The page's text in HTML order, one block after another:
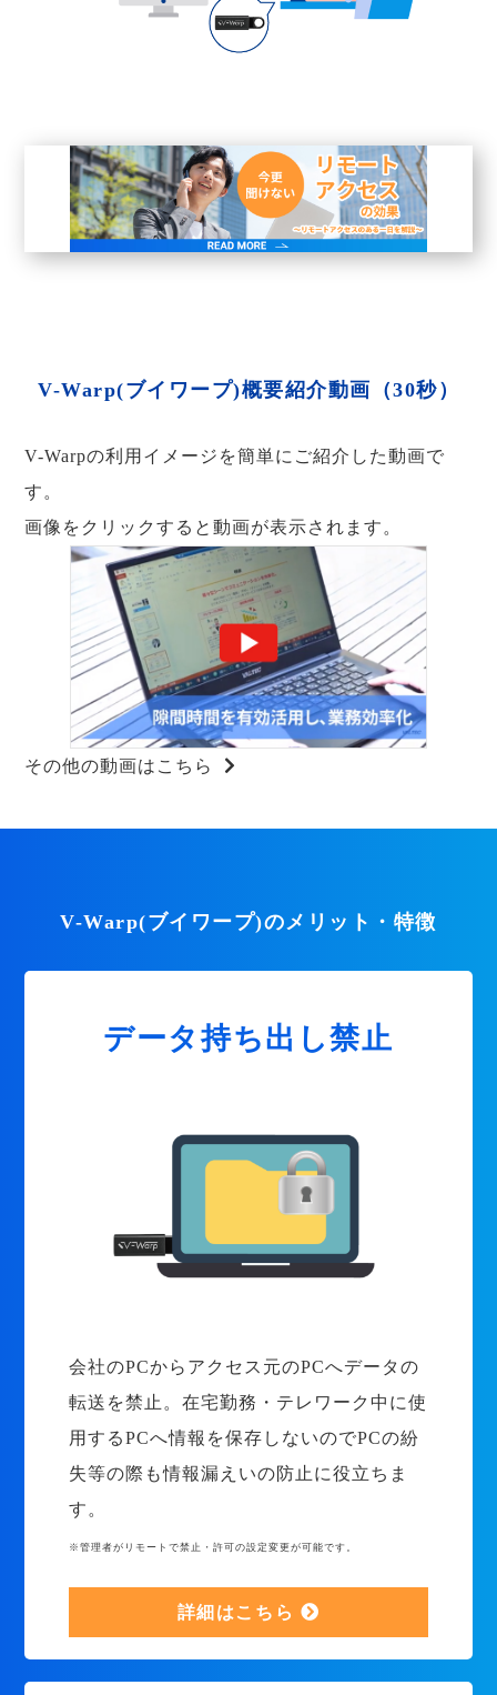
V-Warp(ブイワープ)概要紹介動画（30秒）
V-Warpの利用イメージを簡単にご紹介した動画で
す。
画像をクリックすると動画が表示されます。
その他の動画はこちら
V-Warp(ブイワープ)のメリット・特徴
データ持ち出し禁止
会社のPCからアクセス元のPCへデータの
転送を禁止。在宅勤務・テレワーク中に使
用するPCへ情報を保存しないのでPCの紛
失等の際も情報漏えいの防止に役立ちま
す。
※管理者がリモートで禁止・許可の設定変更が可能です。
詳細はこちら